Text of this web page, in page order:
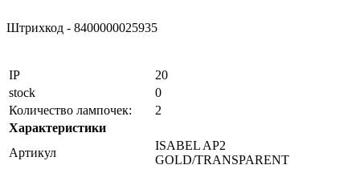
Штрихкод - 8400000025935
IP
20
stock
0
Количество лампочек:
2
Характеристики
Артикул
ISABEL AP2
GOLD/TRANSPARENT